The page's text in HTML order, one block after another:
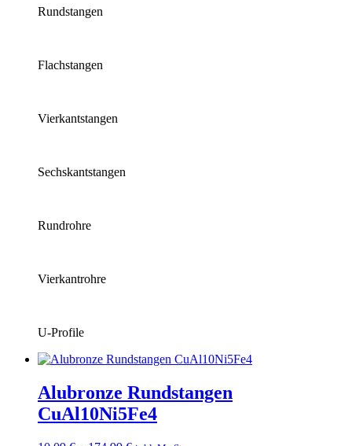
Rundstangen
Flachstangen
Vierkantstangen
Sechskantstangen
Rundrohre
Vierkantrohre
U-Profile
Alubronze Rundstangen
CuAl10Ni5Fe4